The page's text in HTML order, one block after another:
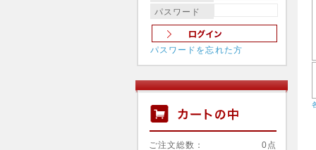
パスワード
パスワードを忘れた方
ご注文総数： 0点